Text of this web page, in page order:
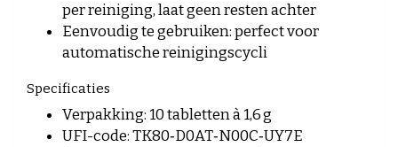
per reiniging, laat geen resten achter
Eenvoudig te gebruiken: perfect voor
automatische reinigingscycli
Specificaties
Verpakking: 10 tabletten à 1,6 g
UFI-code: TK80‑D0AT‑N00C‑UY7E